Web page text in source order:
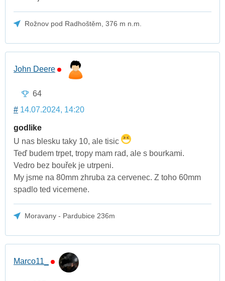
Rožnov pod Radhoštěm, 376 m n.m.
John Deere
64
# 14.07.2024, 14:20
godlike
U nas blesku taky 10, ale tisic
Teď budem trpet, tropy mam rad, ale s bourkami.
Vedro bez bouřek je utrpeni.
My jsme na 80mm zhruba za cervenec. Z toho 60mm
spadlo ted vicemene.
Moravany - Pardubice 236m
Marco11_